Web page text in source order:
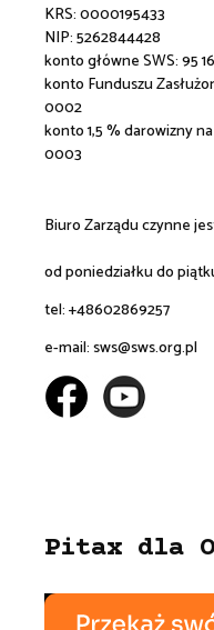
KRS: 0000195433
NIP: 5262844428
konto główne SWS:95
konto Funduszu
0002
konto 1,5 % darowizny na
0003
Biuro Zarządu czynne
od poniedziałku do
tel: +48602869257
e-mail:sws@sws.org.pl
Pitax dla